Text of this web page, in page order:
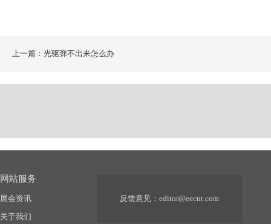
上一篇：光驱弹不出来怎么办
网站服务
展会资讯
关于我们
反馈意见： editor@eecnt.com